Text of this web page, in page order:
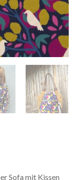
Sofa mit Kissen